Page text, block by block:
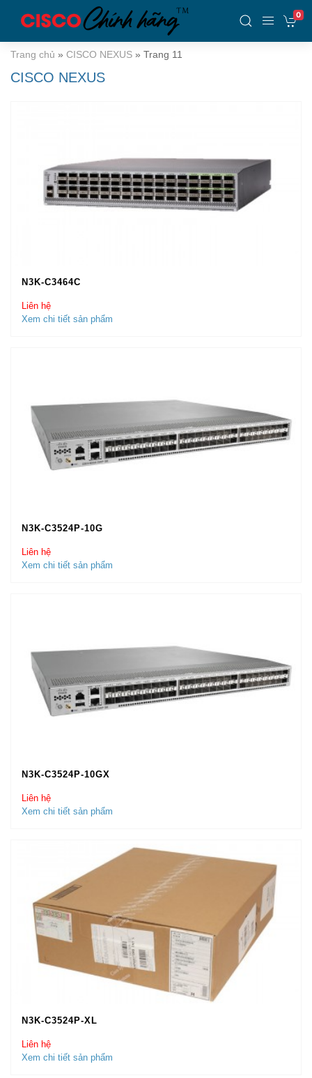
0
Trang chủ » CISCO NEXUS » Trang 11
CISCO NEXUS
N3K-C3464C
Liên hệ
Xem chi tiết sản phẩm
N3K-C3524P-10G
Liên hệ
Xem chi tiết sản phẩm
N3K-C3524P-10GX
Liên hệ
Xem chi tiết sản phẩm
N3K-C3524P-XL
Liên hệ
Xem chi tiết sản phẩm